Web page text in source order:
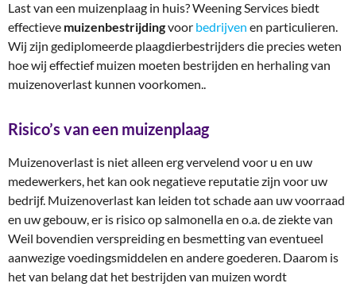
Last van een muizenplaag in huis? Weening Services biedt
effectieve muizenbestrijdingvoor bedrijven en particulieren.
Wij zijn gediplomeerde plaagdierbestrijders die precies weten
hoe wij effectief muizen moeten bestrijden en herhaling van
muizenoverlast kunnen voorkomen..
Risico’s van een muizenplaag
Muizenoverlast is niet alleen erg vervelend voor u en uw
medewerkers, het kan ook negatieve reputatie zijn voor uw
bedrijf. Muizenoverlast kan leiden tot schade aan uw voorraad
en uw gebouw, er is risico op salmonella en o.a. de ziekte van
Weil bovendien verspreiding en besmetting van eventueel
aanwezige voedingsmiddelen en andere goederen. Daarom is
het van belang dat het bestrijden van muizen wordt